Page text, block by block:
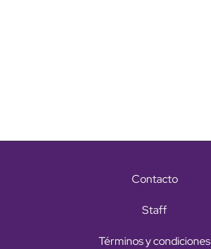
Contacto
Staff
Términos y condiciones